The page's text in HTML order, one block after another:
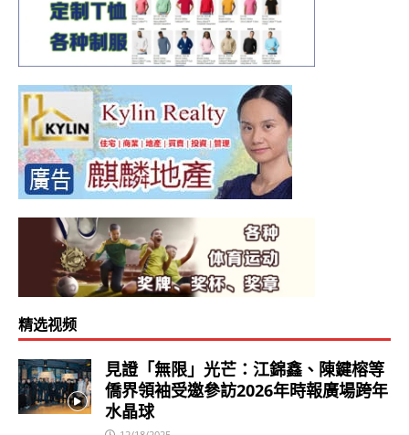
精选视频
見證「無限」光芒：江錦鑫、陳鍵榕等
僑界領袖受邀參訪2026年時報廣場跨年
水晶球